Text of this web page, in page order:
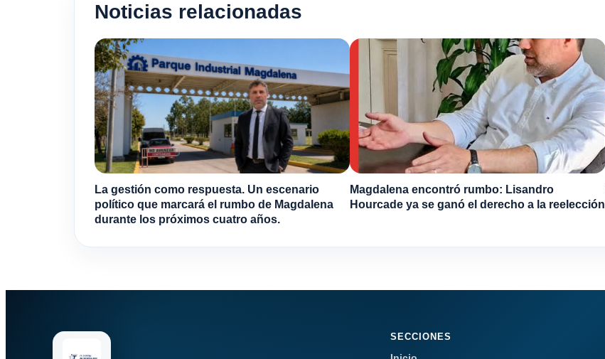
Noticias relacionadas
La gestión como respuesta. Un escenario
político que marcará el rumbo de Magdalena
durante los próximos cuatro años.
Magdalena encontró rumbo: Lisandro
Hourcade ya se ganó el derecho a la reelección
SECCIONES